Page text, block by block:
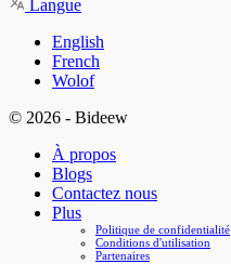
Langue
English
French
Wolof
© 2026 - Bideew
À propos
Blogs
Contactez nous
Plus
Politique de confidentialité
Conditions d'utilisation
Partenaires